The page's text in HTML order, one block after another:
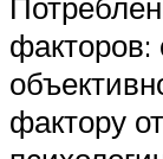
факторов:
фактору